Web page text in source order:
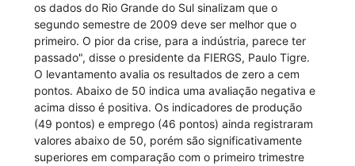
os dados do Rio Grande do Sul sinalizam que o
segundo semestre de 2009 deve ser melhor que o
primeiro. O pior da crise, para a indústria, parece ter
passado", disse o presidente da FIERGS, Paulo Tigre.
O levantamento avalia os resultados de zero a cem
pontos. Abaixo de 50 indica uma avaliação negativa e
acima disso é positiva. Os indicadores de produção
(49 pontos) e emprego (46 pontos) ainda registraram
valores abaixo de 50, porém são significativamente
superiores em comparação com o primeiro trimestre